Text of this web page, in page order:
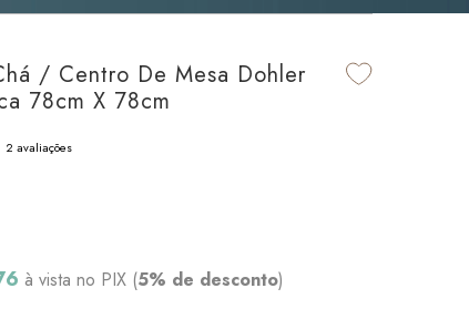
/ Centro De Mesa Dohler
78cm X 78cm
2 avaliações
à vista no PIX (5% de desconto)